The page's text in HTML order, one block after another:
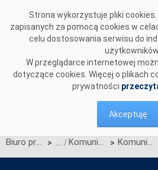
Strona wykorzystuje pliki
zapisanych za pomocą cookies w
celu dostosowania serwisu do
użytkowników.
W przeglądarce internetowej
dotyczące cookies. Więcej o plikach
prywatności
Akceptuję
Biuro prasowe > Komunikaty OSP > Komunikat dotyczący redysponowania nierynkowego instalacji FW w dniu 14 kwietnia 2024 roku